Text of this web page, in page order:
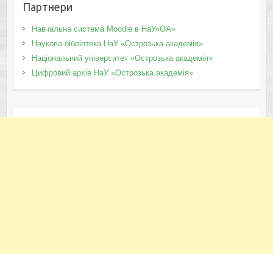
Партнери
Навчальна система Moodle в НаУ«ОА»
Наукова бібліотека НаУ «Острозька академія»
Національний університет «Острозька академія»
Цифровий архів НаУ «Острозька академія»